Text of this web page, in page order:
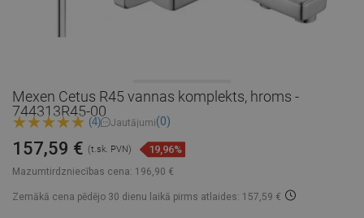
Mexen Cetus R45 vannas komplekts, hroms -
744313R45-00
(4) Jautājumi(0)
Mazumtirdzniecības cena: 196,90 €
157,59 € (t.sk. PVN) 19,96%
Zemākā cena pēdējo 30 dienu laikā pirms atlaides: 157,59 €